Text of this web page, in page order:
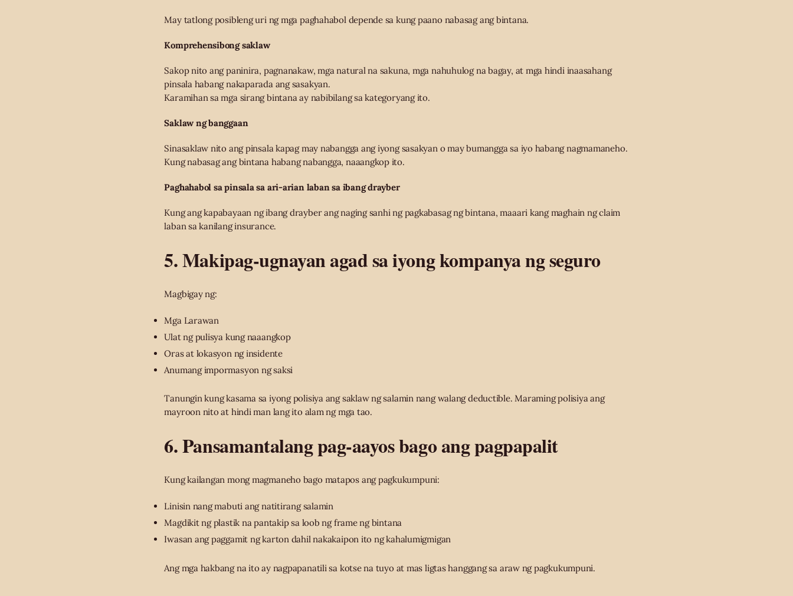
May tatlong posibleng uri ng mga paghahabol depende sa kung paano nabasag ang bintana.
Komprehensibong saklaw
Sakop nito ang paninira, pagnanakaw, mga natural na sakuna, mga nahuhulog na bagay, at mga hindi inaasahang
pinsala habang nakaparada ang sasakyan.
Karamihan sa mga sirang bintana ay nabibilang sa kategoryang ito.
Saklaw ng banggaan
Sinasaklaw nito ang pinsala kapag may nabangga ang iyong sasakyan o may bumangga sa iyo habang nagmamaneho.
Kung nabasag ang bintana habang nabangga, naaangkop ito.
Paghahabol sa pinsala sa ari-arian laban sa ibang drayber
Kung ang kapabayaan ng ibang drayber ang naging sanhi ng pagkabasag ng bintana, maaari kang maghain ng claim
laban sa kanilang insurance.
5. Makipag-ugnayan agad sa iyong kompanya ng seguro
Magbigay ng:
Mga Larawan
Ulat ng pulisya kung naaangkop
Oras at lokasyon ng insidente
Anumang impormasyon ng saksi
Tanungin kung kasama sa iyong polisiya ang saklaw ng salamin nang walang deductible. Maraming polisiya ang
mayroon nito at hindi man lang ito alam ng mga tao.
6. Pansamantalang pag-aayos bago ang pagpapalit
Kung kailangan mong magmaneho bago matapos ang pagkukumpuni:
Linisin nang mabuti ang natitirang salamin
Magdikit ng plastik na pantakip sa loob ng frame ng bintana
Iwasan ang paggamit ng karton dahil nakakaipon ito ng kahalumigmigan
Ang mga hakbang na ito ay nagpapanatili sa kotse na tuyo at mas ligtas hanggang sa araw ng pagkukumpuni.